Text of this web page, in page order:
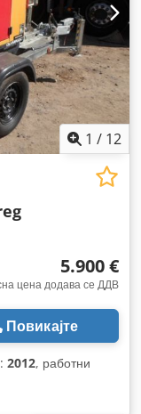
1 / 12
5.900 €
цена додава се ДДВ
Повикајте
2012, работни